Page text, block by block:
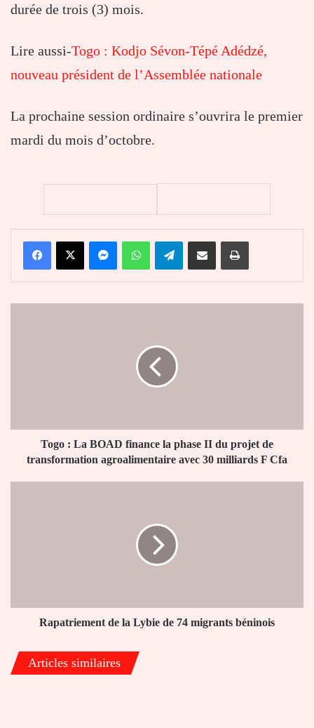
durée de trois (3) mois.
Lire aussi-Togo : Kodjo Sévon-Tépé Adédzé,
nouveau président de l’Assemblée nationale
La prochaine session ordinaire s’ouvrira le premier
mardi du mois d’octobre.
FacebookX MessengerWhatsAppTelegramPartager par email Imprimer
du
Togo : La BOAD finance la phase II du projet de
transformation agroalimentaire avec 30 milliards F Cfa
Rapatriement de la Lybie de 74 migrants béninois
Articles similaires